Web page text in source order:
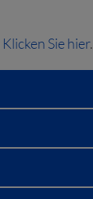
Klicken Sie hier.